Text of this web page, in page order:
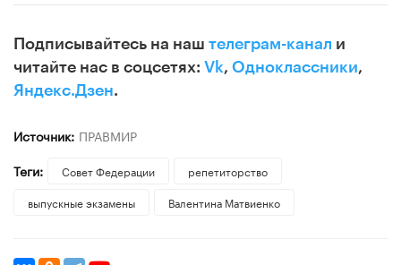
Подписывайтесь на наш телеграм-канал и
читайте нас в соцсетях: Vk, Одноклассники,
Яндекс.Дзен.
Источник: ПРАВМИР
Теги:
Совет Федерации
репетиторство
выпускные экзамены
Валентина Матвиенко